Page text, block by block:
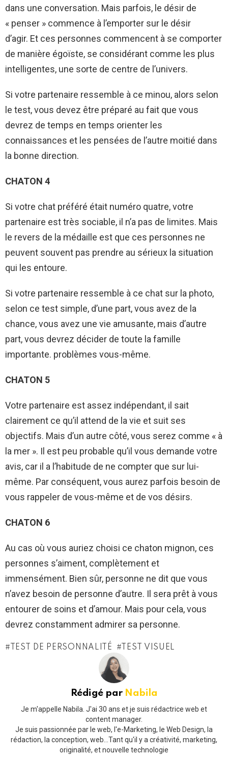
dans une conversation. Mais parfois, le désir de
« penser » commence à l’emporter sur le désir
d’agir. Et ces personnes commencent à se comporter
de manière égoïste, se considérant comme les plus
intelligentes, une sorte de centre de l’univers.
Si votre partenaire ressemble à ce minou, alors selon
le test, vous devez être préparé au fait que vous
devrez de temps en temps orienter les
connaissances et les pensées de l’autre moitié dans
la bonne direction.
CHATON 4
Si votre chat préféré était numéro quatre, votre
partenaire est très sociable, il n’a pas de limites. Mais
le revers de la médaille est que ces personnes ne
peuvent souvent pas prendre au sérieux la situation
qui les entoure.
Si votre partenaire ressemble à ce chat sur la photo,
selon ce test simple, d’une part, vous avez de la
chance, vous avez une vie amusante, mais d’autre
part, vous devrez décider de toute la famille
importante. problèmes vous-même.
CHATON 5
Votre partenaire est assez indépendant, il sait
clairement ce qu’il attend de la vie et suit ses
objectifs. Mais d’un autre côté, vous serez comme « à
la mer ». Il est peu probable qu’il vous demande votre
avis, car il a l’habitude de ne compter que sur lui-
même. Par conséquent, vous aurez parfois besoin de
vous rappeler de vous-même et de vos désirs.
CHATON 6
Au cas où vous auriez choisi ce chaton mignon, ces
personnes s’aiment, complètement et
immensément. Bien sûr, personne ne dit que vous
n’avez besoin de personne d’autre. Il sera prêt à vous
entourer de soins et d’amour. Mais pour cela, vous
devrez constamment admirer sa personne.
TEST DE PERSONNALITÉ TEST VISUEL
Rédigé par Nabila
Je m'appelle Nabila. J'ai 30 ans et je suis rédactrice web et
content manager.
Je suis passionnée par le web, l'e-Marketing, le Web Design, la
rédaction, la conception, web...Tant qu'il y a créativité, marketing,
originalité, et nouvelle technologie